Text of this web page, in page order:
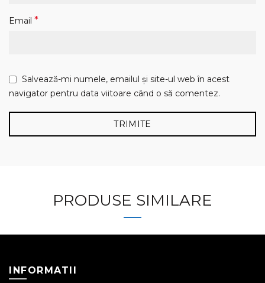
Email *
Salvează-mi numele, emailul și site-ul web în acest
navigator pentru data viitoare când o să comentez.
PRODUSE SIMILARE
INFORMATII